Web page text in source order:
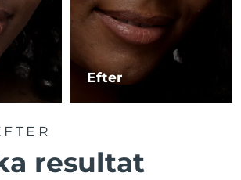
Efter
resultat
Förväntad leverans8/11/26
Förväntad leverans